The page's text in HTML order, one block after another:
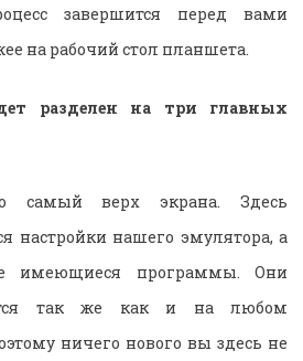
завершится перед вами
на рабочий стол планшета.
разделен на три главных
самый верх экрана. Здесь
настройки нашего эмулятора, а
имеющиеся программы. Они
так же как и на любом
ничего нового вы здесь не